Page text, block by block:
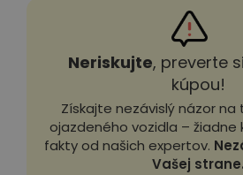
Neriskujte, preverte
kúpou!
Získajte nezávislý názor
ojazdeného vozidla – žiadne
fakty od našich expertov.
Vašej strane.